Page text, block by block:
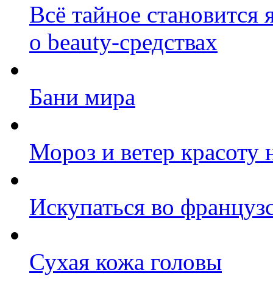
Всё тайное
о beauty-средствах
Бани мира
Мороз и ветер красоту
Искупаться во
Сухая кожа головы